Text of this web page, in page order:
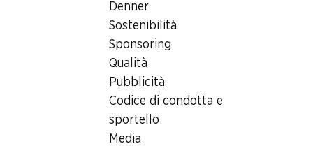
Denner
Sostenibilità
Sponsoring
Qualità
Pubblicità
Codice di condotta e
sportello
Media